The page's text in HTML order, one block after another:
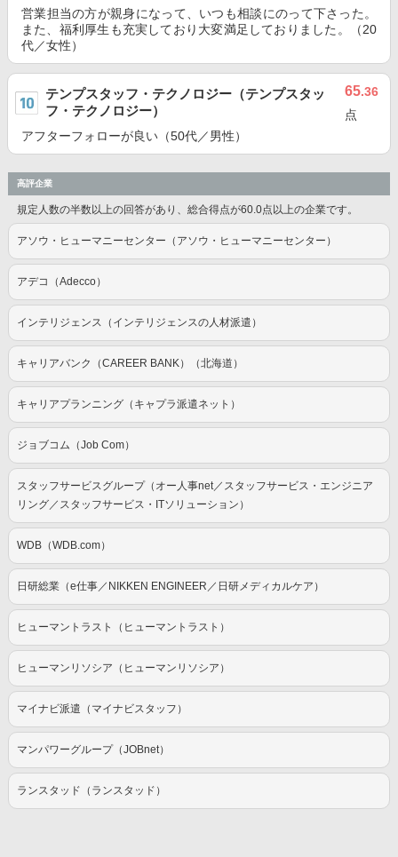
営業担当の方が親身になって、いつも相談にのって下さった。
また、福利厚生も充実しており大変満足しておりました。（20
代／女性）
テンプスタッフ・テクノロジー（テンプスタッ
フ・テクノロジー）
65.36
点
アフターフォローが良い（50代／男性）
高評企業
規定人数の半数以上の回答があり、総合得点が60.0点以上の企業です。
アソウ・ヒューマニーセンター（アソウ・ヒューマニーセンター）
アデコ（Adecco）
インテリジェンス（インテリジェンスの人材派遣）
キャリアバンク（CAREER BANK）（北海道）
キャリアプランニング（キャプラ派遣ネット）
ジョブコム（Job Com）
スタッフサービスグループ（オー人事net／スタッフサービス・エンジニア
リング／スタッフサービス・ITソリューション）
WDB（WDB.com）
日研総業（e仕事／NIKKEN ENGINEER／日研メディカルケア）
ヒューマントラスト（ヒューマントラスト）
ヒューマンリソシア（ヒューマンリソシア）
マイナビ派遣（マイナビスタッフ）
マンパワーグループ（JOBnet）
ランスタッド（ランスタッド）